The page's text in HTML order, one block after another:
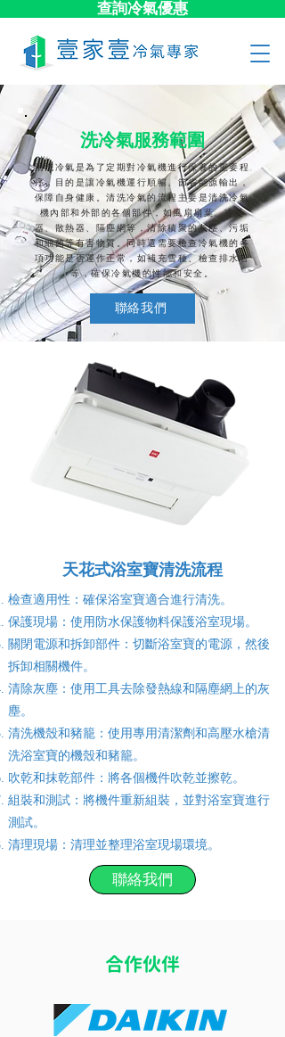
查詢冷氣優惠
洗冷氣服務範圍
清洗冷氣是為了定期對冷氣機進行保養的重要程
序，目的是讓冷氣機運行順暢、節省能源輸出，
保障自身健康。清洗冷氣的流程主要是清洗冷氣
機內部和外部的各個部件，如風扇扇葉、冷凝
器、散熱器、隔塵網等，清除積聚的灰塵、污垢
和細菌等有害物質。同時還需要檢查冷氣機的各
項功能是否運作正常，如補充雪種、檢查排水管
等，確保冷氣機的性能和安全。
聯絡我們
天花式浴室寶清洗流程
檢查適用性：確保浴室寶適合進行清洗。
保護現場：使用防水保護物料保護浴室現場。
關閉電源和拆卸部件：切斷浴室寶的電源，然後
拆卸相關機件。
清除灰塵：使用工具去除發熱線和隔塵網上的灰
塵。
清洗機殼和豬籠：使用專用清潔劑和高壓水槍清
洗浴室寶的機殼和豬籠。
吹乾和抹乾部件：將各個機件吹乾並擦乾。
組裝和測試：將機件重新組裝，並對浴室寶進行
測試。
清理現場：清理並整理浴室現場環境。
聯絡我們
​合作伙伴